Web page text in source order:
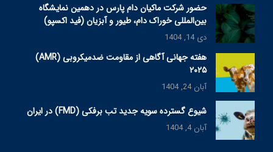
حضور شرکت ماکیان دام پارس در دهمین نمایشگاه
بین‌المللی خوراک دام، طیور و آبزیان (فید اکسپو)
دی 14, 1404
هفته جهانی آگاهی از مقاومت ضدمیکروبی (AMR)
۲۰۲۵
آبان 24, 1404
شیوع گسترده سویه جدید تب برفکی (FMD) در ایران
آبان 4, 1404